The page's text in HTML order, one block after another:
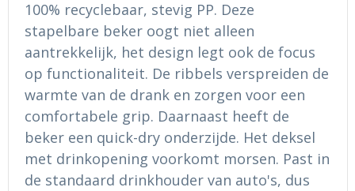
Ondergoed en Sokken
Regenkleding
Gereedschap
Schoenen
Hoofdbescherming
Sokken en Nachtkleding
Regenkleding
Schoenen
Gilets
100% recyclebaar, stevig PP. Deze
stapelbare beker oogt niet alleen
aantrekkelijk, het design legt ook de focus
op functionaliteit. De ribbels verspreiden de
warmte van de drank en zorgen voor een
comfortabele grip. Daarnaast heeft de
beker een quick-dry onderzijde. Het deksel
met drinkopening voorkomt morsen. Past in
de standaard drinkhouder van auto's, dus